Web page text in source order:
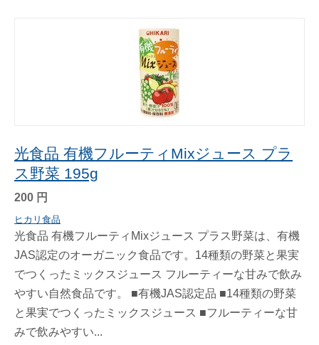
光食品 有機フルーティMixジュース プラ
ス野菜 195g
200 円
ヒカリ食品
光食品 有機フルーティMixジュース プラス野菜は、有機
JAS認定のオーガニック食品です。14種類の野菜と果実
でつくったミックスジュース フルーティーな甘みで飲み
やすい自然食品です。 ■有機JAS認定品 ■14種類の野菜
と果実でつくったミックスジュース ■フルーティーな甘
みで飲みやすい...